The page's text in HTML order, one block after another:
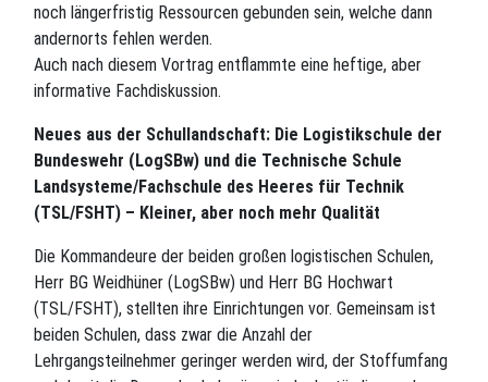
noch längerfristig Ressourcen gebunden sein, welche dann
andernorts fehlen werden.
Auch nach diesem Vortrag entflammte eine heftige, aber
informative Fachdiskussion.
Neues aus der Schullandschaft: Die Logistikschule der
Bundeswehr (LogSBw) und die Technische Schule
Landsysteme/Fachschule des Heeres für Technik
(TSL/FSHT) – Kleiner, aber noch mehr Qualität
Die Kommandeure der beiden großen logistischen Schulen,
Herr BG Weidhüner (LogSBw) und Herr BG Hochwart
(TSL/FSHT), stellten ihre Einrichtungen vor. Gemeinsam ist
beiden Schulen, dass zwar die Anzahl der
Lehrgangsteilnehmer geringer werden wird, der Stoffumfang